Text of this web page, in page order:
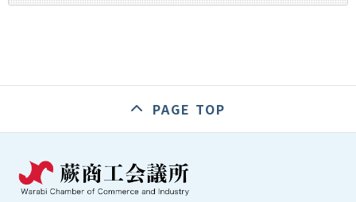
PAGE TOP